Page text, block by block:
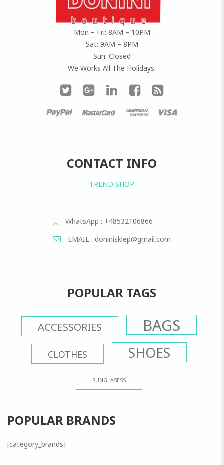
Mon – Fri: 8AM – 10PM
Sat: 9AM – 8PM
Sun: Closed
We Works All The Holidays.
CONTACT INFO
TREND SHOP
WhatsApp : +48532106866
EMAIL : doninisklep@gmail.com
POPULAR TAGS
ACCESSORIES BAGS
CLOTHES SHOES
SUNGLASESS
POPULAR BRANDS
[category_brands]